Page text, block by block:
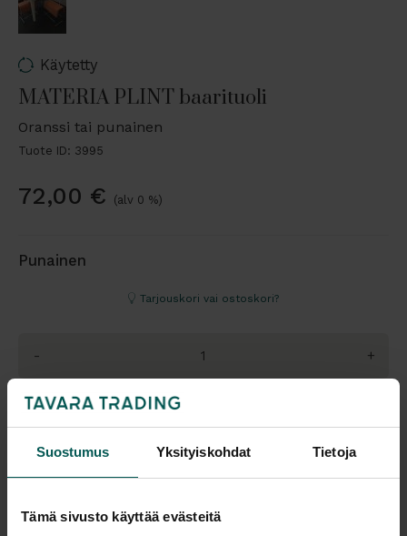
Suostumus Yksityiskohdat Tietoja
Tämä sivusto käyttää evästeitä
Käytetty
MATERIA PLINT baarituoli
Oranssi tai punainen
Tuote ID: 3995
72,00 € (alv 0 %)
Punainen
Tarjouskori vai ostoskori?
- +